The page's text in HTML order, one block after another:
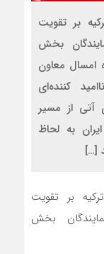
بر تقویت
بخش
امسال معاون
کننده‌ای
آتی از مسیر
به لحاظ
[…]
بر تقویت
بخش